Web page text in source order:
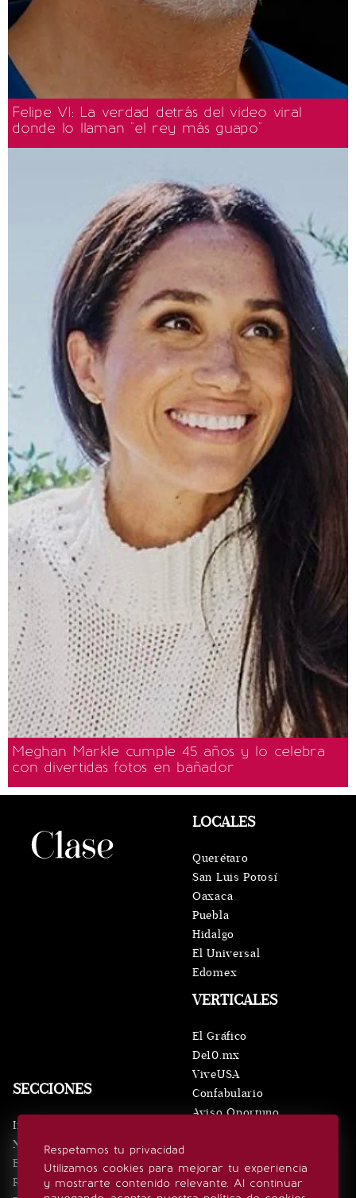
Felipe VI: La verdad detrás del video viral
donde lo llaman "el rey más guapo"
Meghan Markle cumple 45 años y lo celebra
con divertidas fotos en bañador
Respetamos tu privacidad
Utilizamos cookies para mejorar tu experiencia
y mostrarte contenido relevante. Al continuar
SECCIONES
Inicio
Noticias
Eventos
Realeza
VERTICALES
El Gráfico
De10.mx
ViveUSA
Confabulario
Aviso Oportuno
LOCALES
Querétaro
San Luis Potosí
Oaxaca
Puebla
Hidalgo
El Universal
Edomex
SÍGUENOS